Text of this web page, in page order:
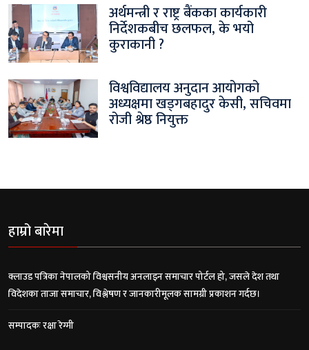
अर्थमन्त्री र राष्ट्र बैंकका कार्यकारी
निर्देशकबीच छलफल, के भयो
कुराकानी ?
विश्वविद्यालय अनुदान आयोगको
अध्यक्षमा खड्गबहादुर केसी, सचिवमा
रोजी श्रेष्ठ नियुक्त
हाम्रो बारेमा
क्लाउड पत्रिका नेपालको विश्वसनीय अनलाइन समाचार पोर्टल हो, जसले देश तथा
विदेशका ताजा समाचार, विश्लेषण र जानकारीमूलक सामग्री प्रकाशन गर्दछ।
सम्पादकः रक्षा रेग्मी